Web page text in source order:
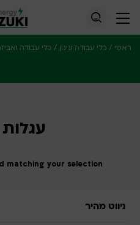
ראשי / כלי עבודה וגינון / כלי עבודה
matching your selection.
ניווט מהיר